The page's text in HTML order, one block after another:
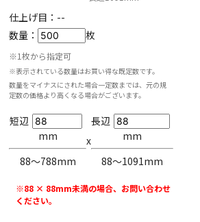
仕上げ目： --
数量：
枚
※1枚から指定可
※表示されている数量はお買い得な既定数です。
数量をマイナスにされた場合一定数までは、元の規
定数の価格より高くなる場合がございます。
短辺
mm
88〜788mm
x
長辺
mm
88〜1091mm
※88 × 88mm未満の場合、お問い合わせ
ください。